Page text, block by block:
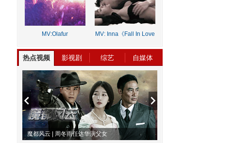
MV:Olafur
MV: Inna《Fall In Love
热点视频 影视剧 综艺 自媒体
动物系恋人啊 | 钟欣潼体验爱情哲学